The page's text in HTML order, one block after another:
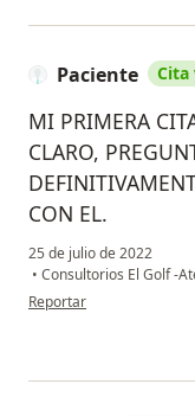
Paciente Cita
MI PRIMERA
CLARO,
CON EL.
25 de julio de 2022
• Consultorios El Golf -
en opinión del usuario
Reportar